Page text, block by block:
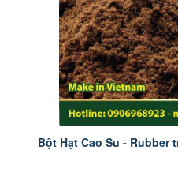
Bột Hạt Cao Su - Rubber